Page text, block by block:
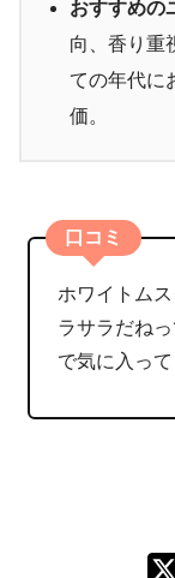
おすすめの
向、香り重
ての年代に
価。
口コミ
ホワイトム
ラサラだね
で気に入っ